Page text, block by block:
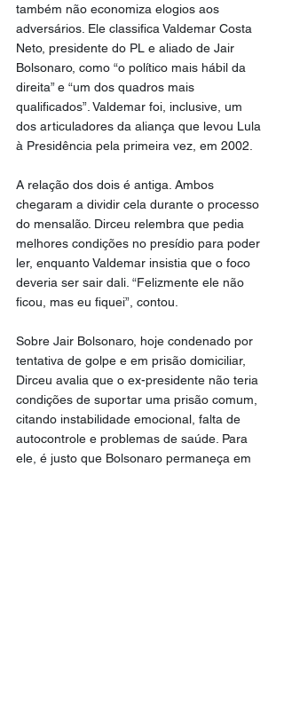
também não economiza elogios aos
adversários. Ele classifica Valdemar Costa
Neto, presidente do PL e aliado de Jair
Bolsonaro, como “o político mais hábil da
direita” e “um dos quadros mais
qualificados”. Valdemar foi, inclusive, um
dos articuladores da aliança que levou Lula
à Presidência pela primeira vez, em 2002.
A relação dos dois é antiga. Ambos
chegaram a dividir cela durante o processo
do mensalão. Dirceu relembra que pedia
melhores condições no presídio para poder
ler, enquanto Valdemar insistia que o foco
deveria ser sair dali. “Felizmente ele não
ficou, mas eu fiquei”, contou.
Sobre Jair Bolsonaro, hoje condenado por
tentativa de golpe e em prisão domiciliar,
Dirceu avalia que o ex-presidente não teria
condições de suportar uma prisão comum,
citando instabilidade emocional, falta de
autocontrole e problemas de saúde. Para
ele, é justo que Bolsonaro permaneça em